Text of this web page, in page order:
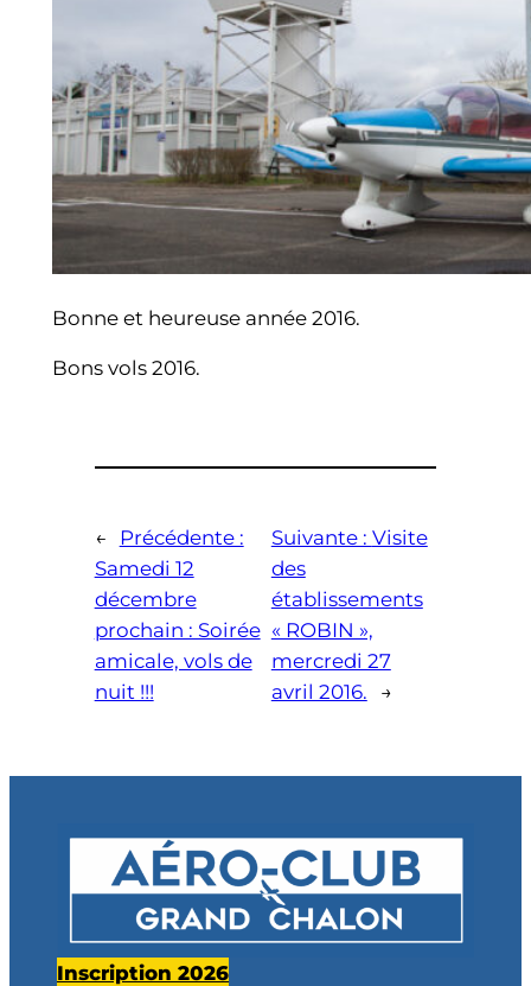
Bonne et heureuse année 2016.
Bons vols 2016.
←
Précédente :
Samedi 12
décembre
prochain : Soirée
amicale, vols de
nuit !!!
Suivante : Visite
des
établissements
« ROBIN »,
mercredi 27
avril 2016.
→
Inscription 2026